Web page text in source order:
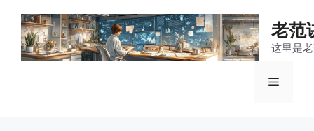
老范
这里是
菜